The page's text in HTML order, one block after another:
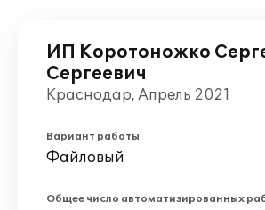
ИП Коротоножко
Сергеевич
Краснодар, Апрель 2021
Вариант работы
Файловый
Общее число автоматизированных